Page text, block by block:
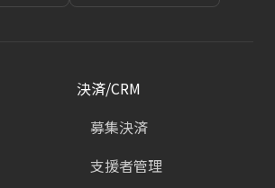
決済/CRM
募集決済
支援者管理